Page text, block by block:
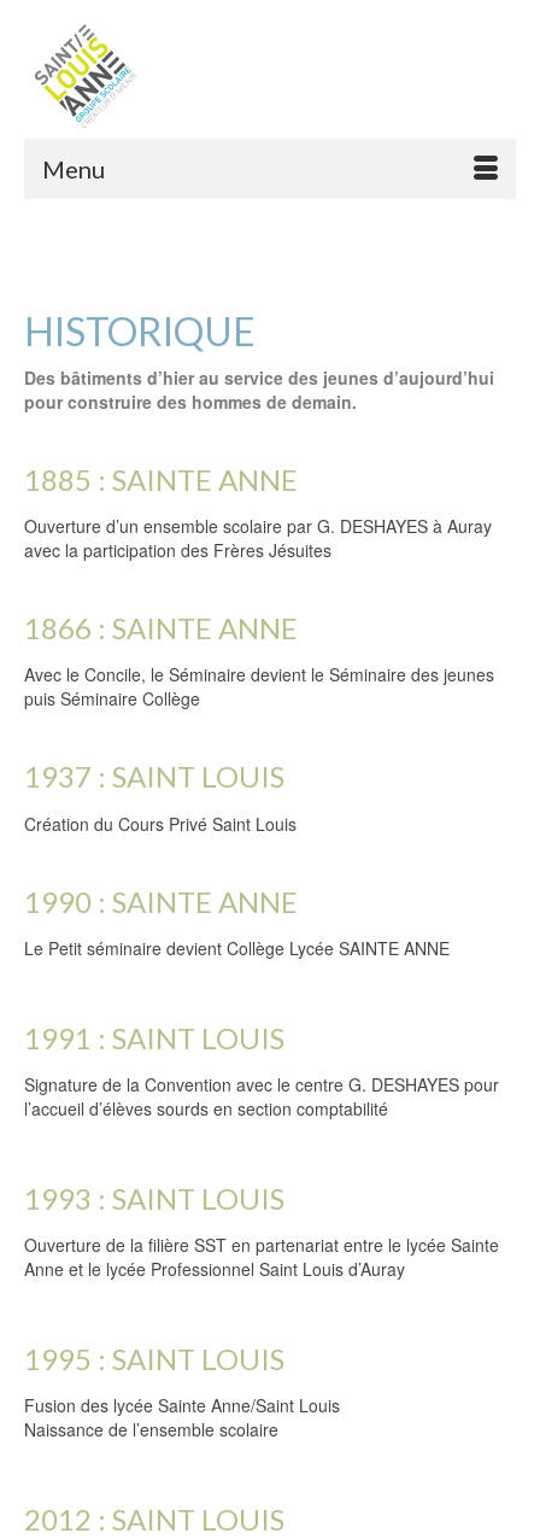
Menu
HISTORIQUE
Des bâtiments d’hier au service des jeunes d’aujourd’hui
pour construire des hommes de demain.
1885 : SAINTE ANNE
Ouverture d’un ensemble scolaire par G. DESHAYES à Auray
avec la participation des Frères Jésuites
1866 : SAINTE ANNE
Avec le Concile, le Séminaire devient le Séminaire des jeunes
puis Séminaire Collège
1937 : SAINT LOUIS
Création du Cours Privé Saint Louis
1990 : SAINTE ANNE
Le Petit séminaire devient Collège Lycée SAINTE ANNE
1991 : SAINT LOUIS
Signature de la Convention avec le centre G. DESHAYES pour
l’accueil d’élèves sourds en section comptabilité
1993 : SAINT LOUIS
Ouverture de la filière SST en partenariat entre le lycée Sainte
Anne et le lycée Professionnel Saint Louis d’Auray
1995 : SAINT LOUIS
Fusion des lycée Sainte Anne/Saint Louis
Naissance de l’ensemble scolaire
2012 : SAINT LOUIS